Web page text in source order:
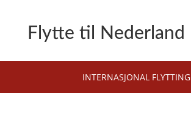
Flytte til Nederland
INTERNASJONAL FLYTTING